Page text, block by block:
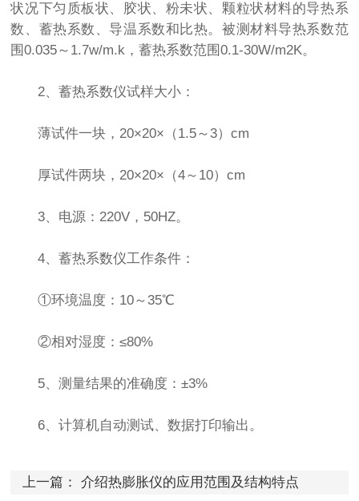
状况下匀质板状、胶状、粉未状、颗粒状材料的导热系
数、蓄热系数、导温系数和比热。被测材料导热系数范
围0.035～1.7w/m.k，蓄热系数范围0.1-30W/m2K。
2、蓄热系数仪试样大小：
薄试件一块，20×20×（1.5～3）cm
厚试件两块，20×20×（4～10）cm
3、电源：220V，50HZ。
4、蓄热系数仪工作条件：
①环境温度：10～35℃
②相对湿度：≤80%
5、测量结果的准确度：±3%
6、计算机自动测试、数据打印输出。
上一篇： 介绍热膨胀仪的应用范围及结构特点